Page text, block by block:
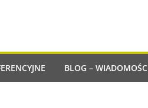
BLOG –